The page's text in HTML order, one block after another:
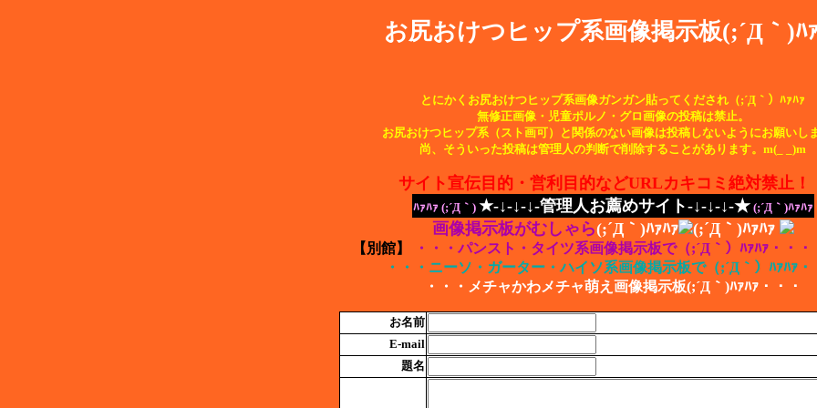
お尻おけつヒップ系画像掲示板(;´Д｀)ﾊ
とにかくお尻おけつヒップ系画像ガンガン貼ってくだされ（;´Д｀）ﾊｧﾊｧ
無修正画像・児童ポルノ・グロ画像の投稿は禁止。
お尻おけつヒップ系（スト画可）と関係のない画像は投稿しないようにお願いしま
尚、そういった投稿は管理人の判断で削除することがあります。m(_ _)m
サイト宣伝目的・営利目的などURLカキコミ絶対禁止！
ﾊｧﾊｧ (;´Д｀) ★-↓-↓-↓-管理人お薦めサイト-↓-↓-↓-★ (;´Д｀)ﾊｧﾊｧ
画像掲示板がむしゃら(;´Д｀)ﾊｧﾊｧ (;´Д｀)ﾊｧﾊｧ
【別館】 ・・・パンスト・タイツ系画像掲示板で（;´Д｀）ﾊｧﾊｧ・・・
・・・ニーソ・ガーター・ハイソ系画像掲示板で（;´Д｀）ﾊｧﾊｧ・
・・・メチャかわメチャ萌え画像掲示板(;´Д｀)ﾊｧﾊｧ・・・
お名前
E-mail
題名